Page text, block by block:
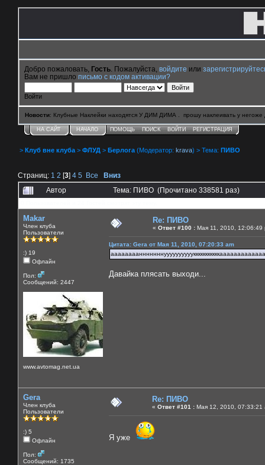
Добро пожаловать, Гость . Пожалуйста, войдите или
Вам не пришло письмо с кодом активации?
Войти
Новости: Клубные Наклейки находятся У ДИМ ДИМА . прошу наклеивать у негоже
НА САЙТ НАЧАЛО ПОМОЩЬ ПОИСК ВОЙТИ РЕГИСТРАЦИЯ
> Клуб вне клуба > ФЛУД > Берлога (Модератор: krava) > Тема: ПИВО
Страниц: 1 2 [3] 4 5 Все
Вниз
Автор
Тема: ПИВО (Прочитано 338581 раз)
Makar
Член клуба
Пользователи
:) 19
Офлайн
Пол:
Сообщений: 2447
www.avtomag.net.ua
Re: ПИВО
« Ответ #100 : Мая 11, 2010, 12:06:49
Цитата: Gera от Мая 11, 2010, 07:20:33 am
Давайка плясать выходи...
Gera
Член клуба
Пользователи
:) 5
Офлайн
Пол:
Сообщений: 1735
Re: ПИВО
« Ответ #101 : Мая 12, 2010, 07:33:21
Я уже